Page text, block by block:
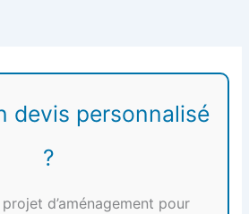
devis personnalisé
?
d’aménagement pour